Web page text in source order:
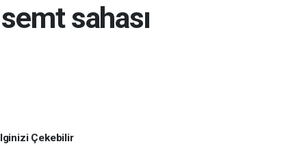
sahası
Çekebilir